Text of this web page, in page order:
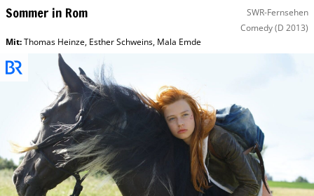
Sommer in Rom
SWR-Fernsehen
Comedy(D 2013)
Mit:Thomas Heinze, Esther Schweins, Mala Emde